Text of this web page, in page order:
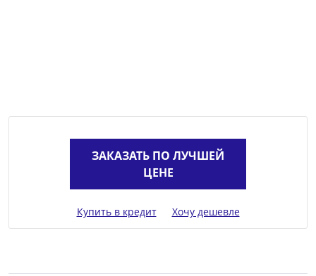
ЗАКАЗАТЬ ПО ЛУЧШЕЙ
ЦЕНЕ
Купить в кредит Хочу дешевле